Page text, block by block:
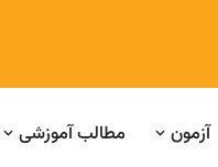
آزمون مطالب آموزشی